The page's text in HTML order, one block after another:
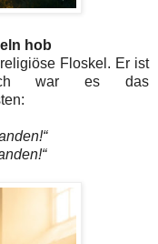
hob
Floskel. Er ist
war es das